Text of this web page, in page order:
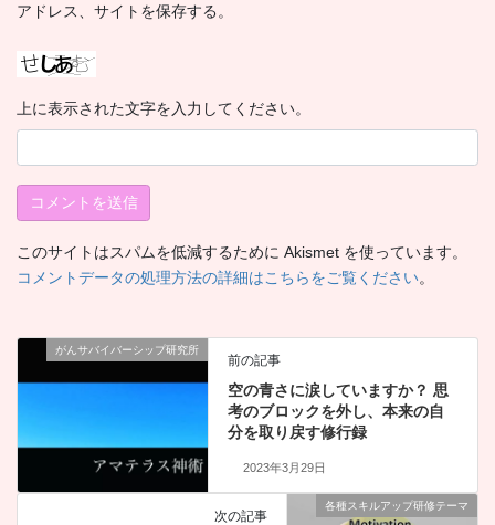
アドレス、サイトを保存する。
上に表示された文字を入力してください。
このサイトはスパムを低減するために Akismet を使っています。
コメントデータの処理方法の詳細はこちらをご覧ください。
がんサバイバーシップ研究所
前の記事
空の青さに涙していますか？ 思
考のブロックを外し、本来の自
分を取り戻す修行録
2023年3月29日
各種スキルアップ研修テーマ
次の記事